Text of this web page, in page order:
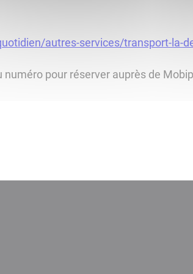
autres-services/transport-la-
pour réserver auprès de